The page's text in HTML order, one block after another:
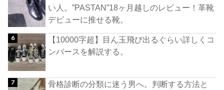
い人。”PASTAN”18ヶ月越しのレビュー！革靴
デビューに推せる靴。
【10000字超】目ん玉飛び出るぐらい詳しくコ
ンバースを解説する。
骨格診断の分類に迷う男へ。判断する方法と